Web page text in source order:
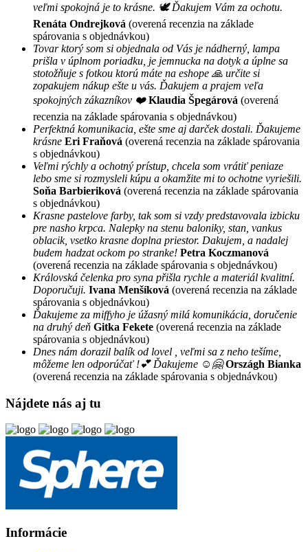
veľmi spokojná je to krásne. 🕊 Ďakujem Vám za ochotu.
Renáta Ondrejková (overená recenzia na základe
spárovania s objednávkou)
Tovar ktorý som si objednala od Vás je nádherný, lampa
prišla v úplnom poriadku, je jemnucka na dotyk a úplne sa
stotožňuje s fotkou ktorú máte na eshope 🙏 určite si
zopakujem nákup ešte u vás. Ďakujem a prajem veľa
spokojných zákazníkov ❤️ Klaudia Špegárová (overená
recenzia na základe spárovania s objednávkou)
Perfektná komunikacia, ešte sme aj darček dostali. Ďakujeme
krásne Eri Fraňová (overená recenzia na základe spárovania
s objednávkou)
Veľmi rýchly a ochotný prístup, chcela som vrátiť peniaze
lebo sme si rozmysleli kúpu a okamžite mi to ochotne vyriešili.
Soňa Barbieriková (overená recenzia na základe spárovania
s objednávkou)
Krasne pastelove farby, tak som si vzdy predstavovala izbicku
pre nasho krpca. Nalepky na stenu baloniky, stan, vankus
oblacik, vsetko krasne doplna priestor. Dakujem, a nadalej
budem hadzat ockom po stranke! Petra Koczmanová
(overená recenzia na základe spárovania s objednávkou)
Královská čelenka pro syna přišla rychle a materiál kvalitní.
Doporučuji. Ivana Menšíková (overená recenzia na základe
spárovania s objednávkou)
Ďakujeme za miffyho je úžasný milá komunikácia, doručenie
na druhý deň Gitka Fekete (overená recenzia na základe
spárovania s objednávkou)
Dnes nám dorazil balík od lovel , veľmi sa z neho tešíme,
môžeme len odporúčať !💕 Ďakujeme ☺️🤗 Országh Bianka
(overená recenzia na základe spárovania s objednávkou)
Nájdete nás aj tu
Informácie